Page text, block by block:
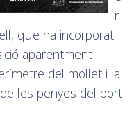
r
que ha incorporat
aparentment
del mollet i la
les penyes del port